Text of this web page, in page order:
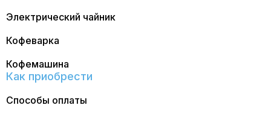
Электрический чайник
Кофеварка
Кофемашина
Как приобрести
Способы оплаты